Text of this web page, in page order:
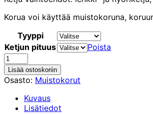
Korua voi käyttää muistokoruna,
Tyyppi
Ketjun pituus
Poista
Tassu
muistokoru
määrä
Lisää ostoskoriin
Osasto: Muistokorut
Kuvaus
Lisätiedot